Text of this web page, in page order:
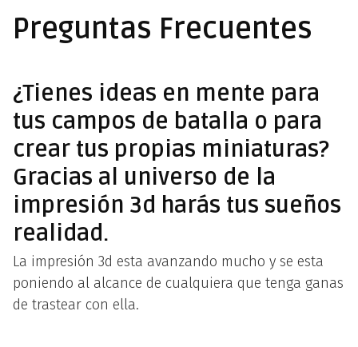
Preguntas Frecuentes
¿Tienes ideas en mente para
tus campos de batalla o para
crear tus propias miniaturas?
Gracias al universo de la
impresión 3d harás tus sueños
realidad.
La impresión 3d esta avanzando mucho y se esta
poniendo al alcance de cualquiera que tenga ganas
de trastear con ella.